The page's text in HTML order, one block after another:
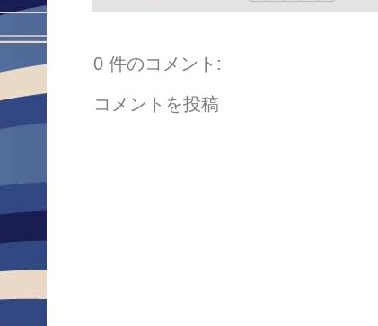
0 件のコメント:
コメントを投稿